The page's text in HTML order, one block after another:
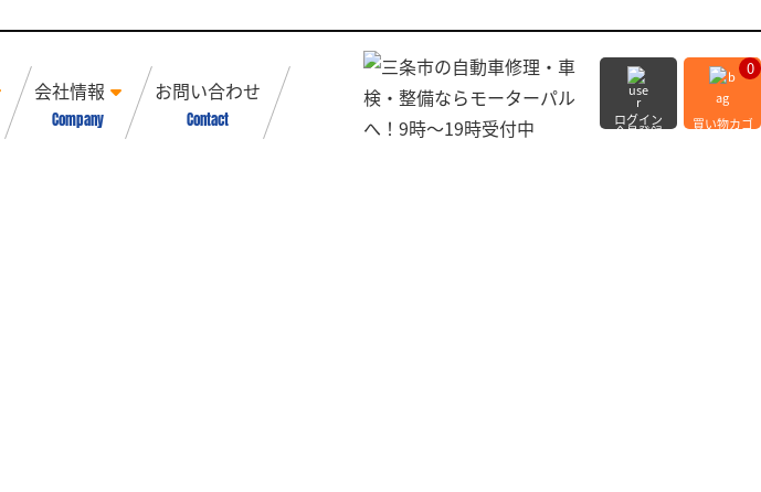
会社情報
Company
お問い合わせ
Contact ログイン
会員登録
0
買い物カゴ